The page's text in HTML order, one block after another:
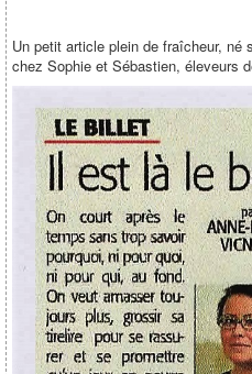
Un petit article plein de fraîcheur, né
chez Sophie et Sébastien, éleveurs